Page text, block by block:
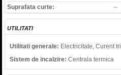
Suprafata curte:
--
UTILITATI
Utilitati generale: Electricitate, Curent
Sistem de incalzire: Centrala termica